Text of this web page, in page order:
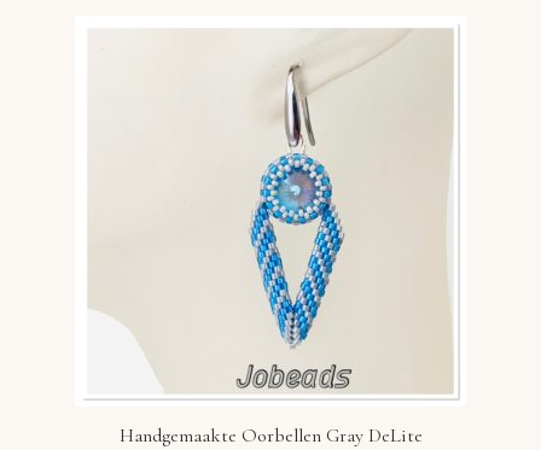
Handgemaakte Oorbellen Gray DeLite